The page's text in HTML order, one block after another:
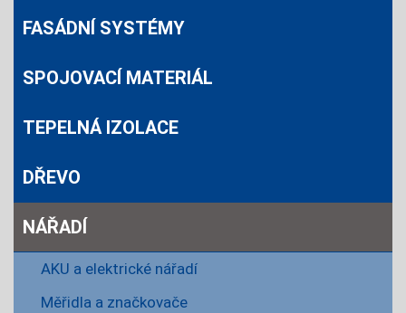
FASÁDNÍ SYSTÉMY
SPOJOVACÍ MATERIÁL
TEPELNÁ IZOLACE
DŘEVO
NÁŘADÍ
AKU a elektrické nářadí
Měřidla a značkovače